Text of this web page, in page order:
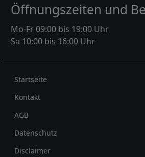
Öffnungszeiten und
Mo-Fr 09:00 bis 19:00 Uhr
Sa 10:00 bis 16:00 Uhr
Rechtliches
Startseite
Kontakt
AGB
Datenschutz
Disclaimer